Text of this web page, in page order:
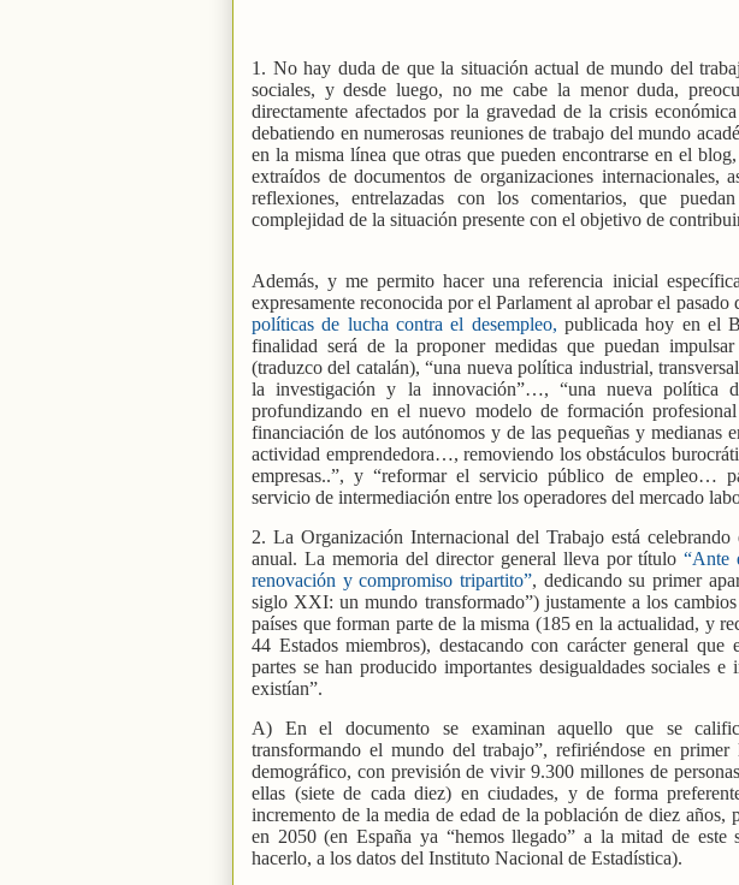
1. No hay duda de que la situación actual de mundo del
sociales, y desde luego, no me cabe la menor duda,
directamente afectados por la gravedad de la crisis
debatiendo en numerosas reuniones de trabajo del mundo
en la misma línea que otras que pueden encontrarse en el
extraídos de documentos de organizaciones internacionales,
reflexiones, entrelazadas con los comentarios, que
complejidad de la situación presente con el objetivo de
Además, y me permito hacer una referencia inicial
expresamente reconocida por el Parlament al aprobar el pasado
políticas de lucha contra el desempleo, publicada hoy en el
finalidad será de la proponer medidas que puedan
(traduzco del catalán), “una nueva política industrial,
la investigación y la innovación”…, “una nueva política
profundizando en el nuevo modelo de formación
financiación de los autónomos y de las pequeñas y medianas
actividad emprendedora…, removiendo los obstáculos
empresas..”, y “reformar el servicio público de empleo…
servicio de intermediación entre los operadores del mercado
2. La Organización Internacional del Trabajo está
anual. La memoria del director general lleva por título“Ante
renovación y compromiso tripartito”, dedicando su primer
siglo XXI: un mundo transformado”) justamente a los
países que forman parte de la misma (185 en la actualidad, y
44 Estados miembros), destacando con carácter general
partes se han producido importantes desigualdades sociales
existían”.
A) En el documento se examinan aquello que se
transformando el mundo del trabajo”, refiriéndose en
demográfico, con previsión de vivir 9.300 millones de
ellas (siete de cada diez) en ciudades, y de forma
incremento de la media de edad de la población de diez años,
en 2050 (en España ya “hemos llegado” a la mitad de este
hacerlo, a los datos del Instituto Nacional de Estadística).